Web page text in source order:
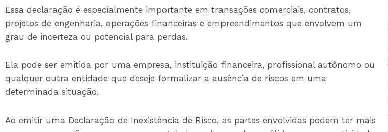
Essa declaração é especialmente importante em transações comerciais, contratos,
projetos de engenharia, operações financeiras e empreendimentos que envolvem um
grau de incerteza ou potencial para perdas.
Ela pode ser emitida por uma empresa, instituição financeira, profissional autônomo ou
qualquer outra entidade que deseje formalizar a ausência de riscos em uma
determinada situação.
Ao emitir uma Declaração de Inexistência de Risco, as partes envolvidas podem ter mais